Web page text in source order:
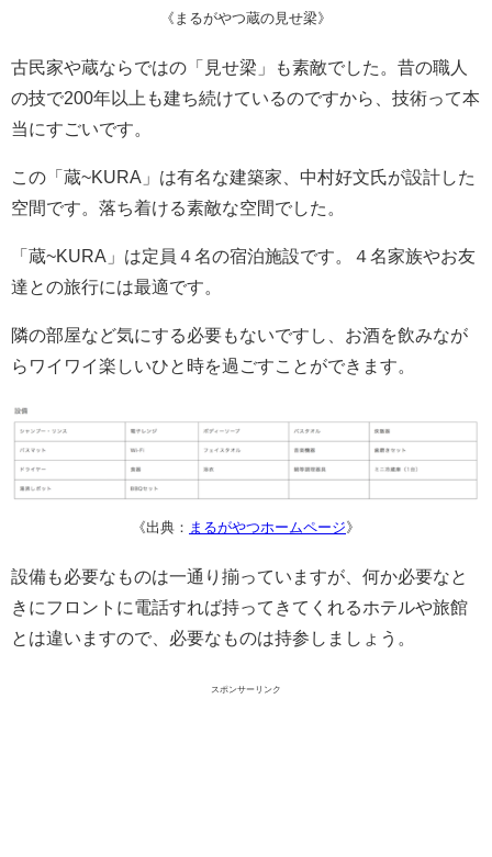
《まるがやつ蔵の見せ梁》
古民家や蔵ならではの「見せ梁」も素敵でした。昔の職人
の技で200年以上も建ち続けているのですから、技術って本
当にすごいです。
この「蔵~KURA」は有名な建築家、中村好文氏が設計した
空間です。落ち着ける素敵な空間でした。
「蔵~KURA」は定員４名の宿泊施設です。４名家族やお友
達との旅行には最適です。
隣の部屋など気にする必要もないですし、お酒を飲みなが
らワイワイ楽しいひと時を過ごすことができます。
《出典： まるがやつホームページ》
設備も必要なものは一通り揃っていますが、何か必要なと
きにフロントに電話すれば持ってきてくれるホテルや旅館
とは違いますので、必要なものは持参しましょう。
スポンサーリンク